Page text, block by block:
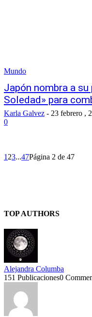
Mundo
Japón nombra a
Soledad» para
Karla Galvez - 23 febrero ,
0
1 23...47Página 2 de 47
TOP AUTHORS
Alejandra Columba
151 Publicaciones0